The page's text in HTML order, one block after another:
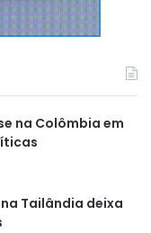
na Colômbia em
Tailândia deixa